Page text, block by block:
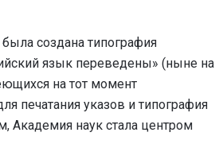
создана типография
язык переведены» (ныне на
на тот момент
печатания указов и типография
Академия наук стала центром